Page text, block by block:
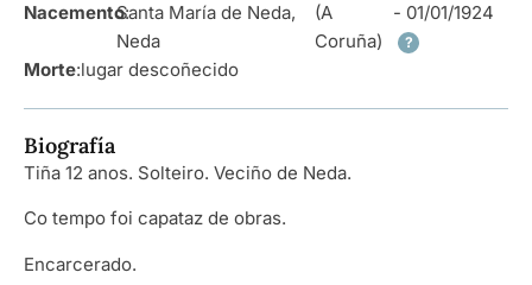
Nacemento:
Santa María de Neda,
Neda
(A
Coruña)
- 01/01/1924
?
Morte:lugar descoñecido
Biografía
Tiña 12 anos. Solteiro. Veciño de Neda.
Co tempo foi capataz de obras.
Encarcerado.